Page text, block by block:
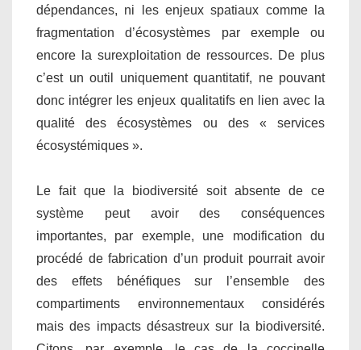
dépendances, ni les enjeux spatiaux comme la
fragmentation d’écosystèmes par exemple ou
encore la surexploitation de ressources. De plus
c’est un outil uniquement quantitatif, ne pouvant
donc intégrer les enjeux qualitatifs en lien avec la
qualité des écosystèmes ou des « services
écosystémiques ».
Le fait que la biodiversité soit absente de ce
système peut avoir des conséquences
importantes, par exemple, une modification du
procédé de fabrication d’un produit pourrait avoir
des effets bénéfiques sur l’ensemble des
compartiments environnementaux considérés
mais des impacts désastreux sur la biodiversité.